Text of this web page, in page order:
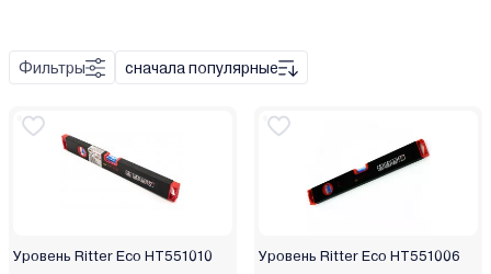
Угломер
Уровень
Линейный (призменный)
Ротационный
Пузырьковый
Фильтры сначала популярные
Уровень Ritter Eco HT551010 Уровень Ritter Eco HT551006